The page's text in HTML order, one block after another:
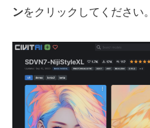
ンをクリックしてください。